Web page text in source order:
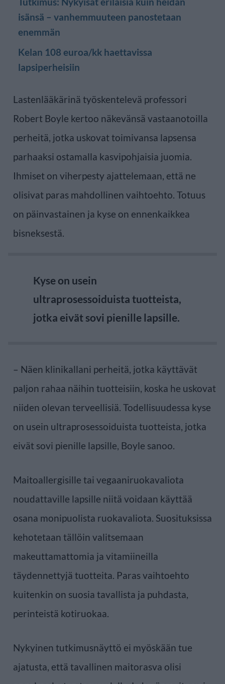
isänsä – vanhemmuuteen panostetaan
enemmän
Kelan 108 euroa/kk haettavissa
lapsiperheisiin
Lastenlääkärinä työskentelevä professori
Robert Boyle kertoo näkevänsä vastaanotoilla
perheitä, jotka uskovat toimivansa lapsensa
parhaaksi ostamalla kasvipohjaisia juomia.
Ihmiset on viherpesty ajattelemaan, että ne
olisivat paras mahdollinen vaihtoehto. Totuus
on päinvastainen ja kyse on ennenkaikkea
bisneksestä.
Kyse on usein
ultraprosessoiduista tuotteista,
jotka eivät sovi pienille lapsille.
– Näen klinikallani perheitä, jotka käyttävät
paljon rahaa näihin tuotteisiin, koska he uskovat
niiden olevan terveellisiä. Todellisuudessa kyse
on usein ultraprosessoiduista tuotteista, jotka
eivät sovi pienille lapsille, Boyle sanoo.
Maitoallergisille tai vegaaniruokavaliota
noudattaville lapsille niitä voidaan käyttää
osana monipuolista ruokavaliota. Suosituksissa
kehotetaan tällöin valitsemaan
makeuttamattomia ja vitamiineilla
täydennettyjä tuotteita. Paras vaihtoehto
kuitenkin on suosia tavallista ja puhdasta,
perinteistä kotiruokaa.
Nykyinen tutkimusnäyttö ei myöskään tue
ajatusta, että tavallinen maitorasva olisi